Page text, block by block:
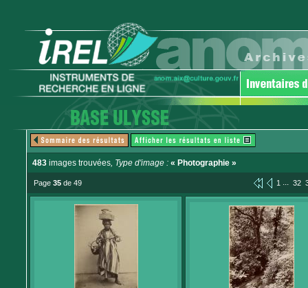
483 images trouvées, Type d'image : « Photographie »
Page 35 de 49 1 ... 32